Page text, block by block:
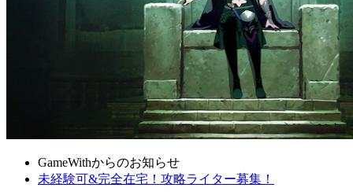
GameWithからのお知らせ
未経験可&完全在宅！攻略ライター募集！